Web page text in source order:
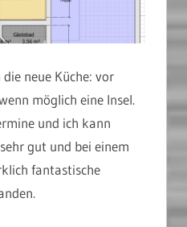
neue Küche: vor
möglich eine Insel.
und ich kann
gut und bei einem
fantastische